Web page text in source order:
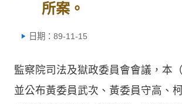
所案。
日期：89-11-15
監察院司法及獄政委員會會議，本
並公布黃委員武次、黃委員守高、